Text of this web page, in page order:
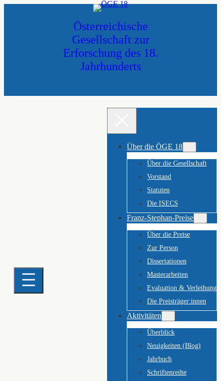
Österreichische
Gesellschaft zur
Erforschung des 18.
Jahrhunderts
Über die ÖGE 18
Über die Gesellschaft
Vorstand
Statuten
Die ISECS
Franz-Stephan-Preise
Über die Preise
Zur Person
Dissertationen
Masterarbeiten
Evaluation & Verleihung
Die Preisträger:innen
Aktivitäten
Überblick
Neuigkeiten (Blog)
Jahrbuch
Schriftenreihe